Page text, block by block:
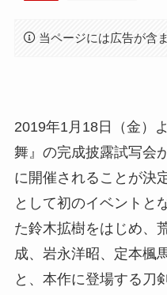
当ページには広告が含
2019年1月18日（金）
舞』の完成披露試写会
に開催されることが決
として初のイベントと
た鈴木拡樹をはじめ、
成、岩永洋昭、定本楓
と、本作に登場する刀